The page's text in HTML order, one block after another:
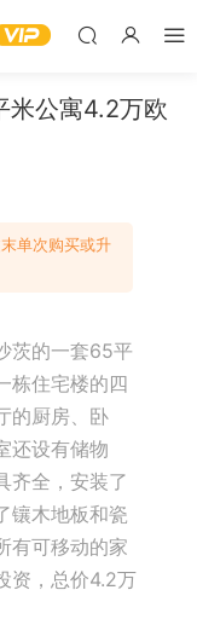
米公寓4.2万欧
单次购买或升
茨的一套65平
栋住宅楼的四
的厨房、卧
还设有储物
齐全，安装了
镶木地板和瓷
有可移动的家
资，总价4.2万